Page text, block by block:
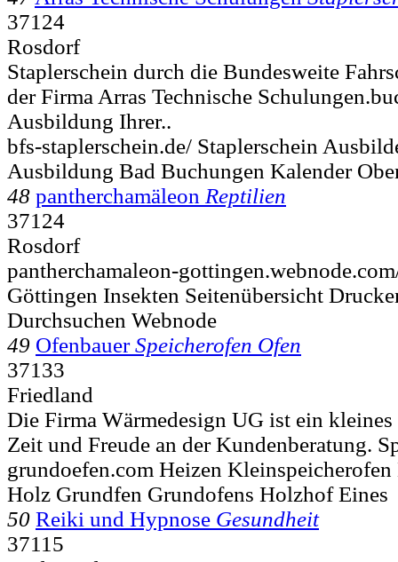
37124
Rosdorf
Staplerschein durch die Bundesweite
der Firma Arras Technische
Ausbildung Ihrer..
bfs-staplerschein.de/ Staplerschein
Ausbildung Bad Buchungen Kalender
48 pantherchamäleon Reptilien
37124
Rosdorf
pantherchamaleon-
Göttingen Insekten Seitenübersicht
Durchsuchen Webnode
49 Ofenbauer Speicherofen Ofen
37133
Friedland
Die Firma Wärmedesign UG ist ein
Zeit und Freude an der Kundenberatung.
grundoefen.com Heizen Kleinspeicherofen
Holz Grundfen Grundofens Holzhof Eines
50 Reiki und Hypnose Gesundheit
37115